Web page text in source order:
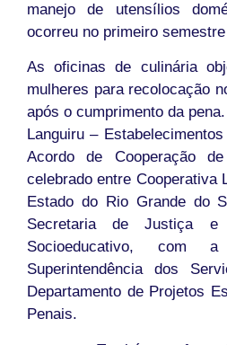
manejo de utensílios
ocorreu no primeiro
As oficinas de culinária
mulheres para recolocação
após o cumprimento da
Languiru –
Acordo de Cooperação
celebrado entre Cooperativa
Estado do Rio Grande do
Secretaria de Justiça
Socioeducativo, com
Superintendência dos
Departamento de Projetos
Penais.